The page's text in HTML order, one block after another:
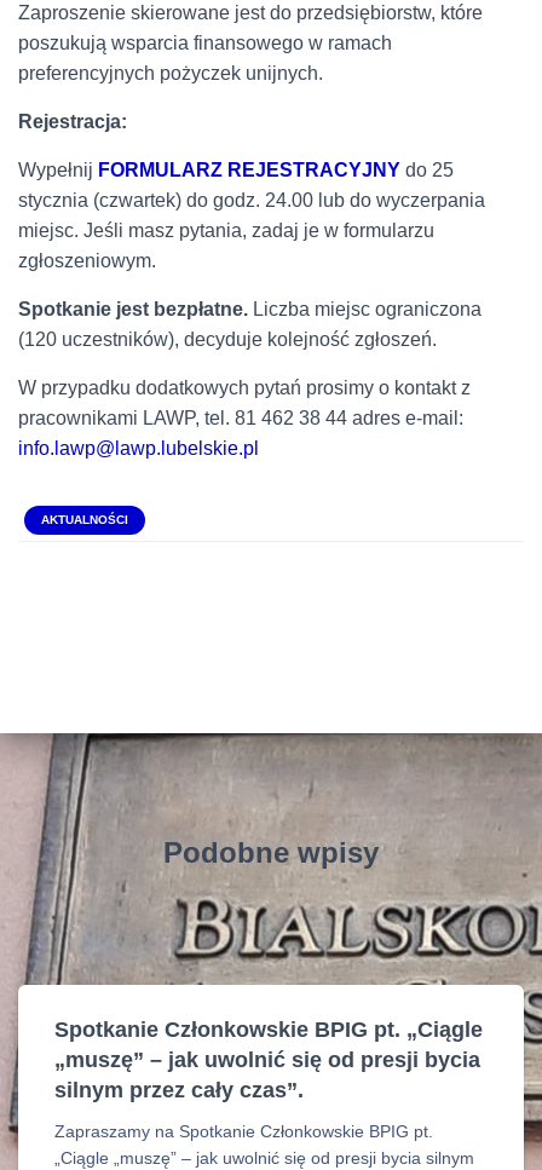
Zaproszenie skierowane jest do przedsiębiorstw, które
poszukują wsparcia finansowego w ramach
preferencyjnych pożyczek unijnych.
Rejestracja:
Wypełnij FORMULARZ REJESTRACYJNY do 25
stycznia (czwartek) do godz. 24.00 lub do wyczerpania
miejsc. Jeśli masz pytania, zadaj je w formularzu
zgłoszeniowym.
Spotkanie jest bezpłatne. Liczba miejsc ograniczona
(120 uczestników), decyduje kolejność zgłoszeń.
W przypadku dodatkowych pytań prosimy o kontakt z
pracownikami LAWP, tel. 81 462 38 44 adres e-mail:
info.lawp@lawp.lubelskie.pl
AKTUALNOŚCI
Podobne wpisy
Spotkanie Członkowskie BPIG pt. „Ciągle
„muszę” – jak uwolnić się od presji bycia
silnym przez cały czas”.
Zapraszamy na Spotkanie Członkowskie BPIG pt.
„Ciągle „muszę” – jak uwolnić się od presji bycia silnym